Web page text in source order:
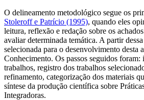
O delineamento metodológico segue os
Stoleroff e Patrício (1995), quando eles
leitura, reflexão e redação sobre os
avaliar determinada temática. A partir
selecionada para o desenvolvimento desta
Conhecimento. Os passos seguidos foram:
trabalhos, registro dos trabalhos
refinamento, categorização dos materiais
síntese da produção científica sobre
Integradoras.